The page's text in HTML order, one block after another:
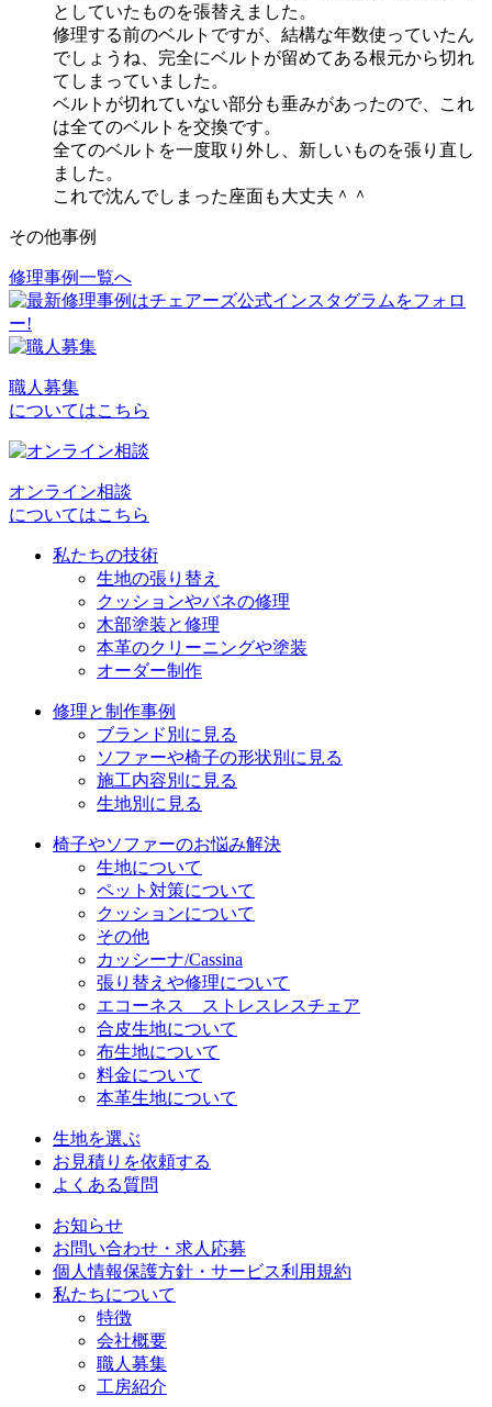
としていたものを張替えました。
修理する前のベルトですが、結構な年数使っていたん
でしょうね、完全にベルトが留めてある根元から切れ
てしまっていました。
ベルトが切れていない部分も垂みがあったので、これ
は全てのベルトを交換です。
全てのベルトを一度取り外し、新しいものを張り直し
ました。
これで沈んでしまった座面も大丈夫＾＾
その他事例
投
稿
ナ
ビ
ゲ
ー
シ
ョ
修理事例一覧へ
職人募集
についてはこちら
オンライン相談
についてはこちら
私たちの技術
生地の張り替え
クッションやバネの修理
木部塗装と修理
本革のクリーニングや塗装
オーダー制作
修理と制作事例
ブランド別に見る
ソファーや椅子の形状別に見る
施工内容別に見る
生地別に見る
椅子やソファーのお悩み解決
生地について
ペット対策について
クッションについて
その他
カッシーナ/Cassina
張り替えや修理について
エコーネス ストレスレスチェア
合皮生地について
布生地について
料金について
本革生地について
生地を選ぶ
お見積りを依頼する
よくある質問
お知らせ
お問い合わせ・求人応募
個人情報保護方針・サービス利用規約
私たちについて
特徴
会社概要
職人募集
工房紹介